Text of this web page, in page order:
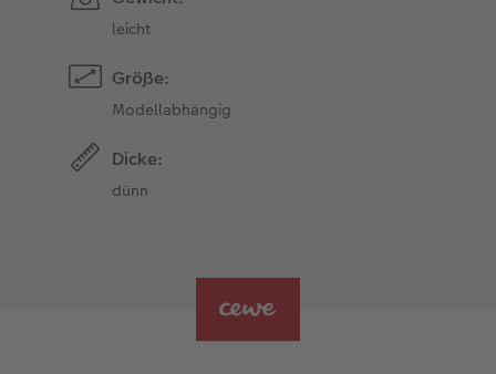
leicht
Größe:
Modellabhängig
Dicke:
dünn